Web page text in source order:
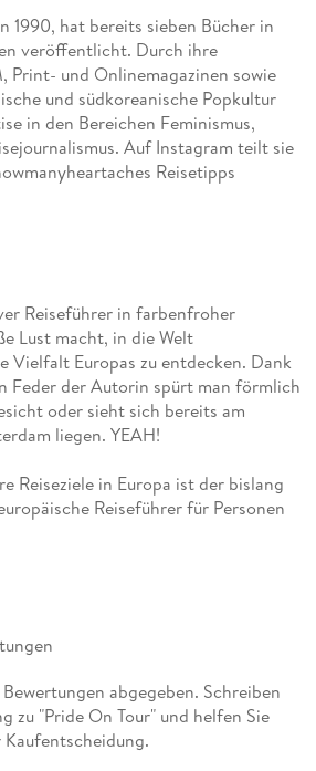
1990, hat bereits sieben Bücher in
veröffentlicht. Durch ihre
Print- und Onlinemagazinen sowie
und südkoreanische Popkultur
in den Bereichen Feminismus,
Auf Instagram teilt sie
Reisetipps
Reiseführer in farbenfroher
Lust macht, in die Welt
Vielfalt Europas zu entdecken. Dank
Feder der Autorin spürt man förmlich
oder sieht sich bereits am
liegen. YEAH!
Reiseziele in Europa ist der bislang
Reiseführer für Personen
wird das Ganze auch noch
macht. zeitjung. de
der progressiven Pride-Flag
Reiseführers immer offen und
abgegeben. Schreiben
zu "Pride On Tour" und helfen Sie